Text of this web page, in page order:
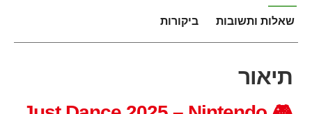
שאלות ותשובות ביקורות
תיאור